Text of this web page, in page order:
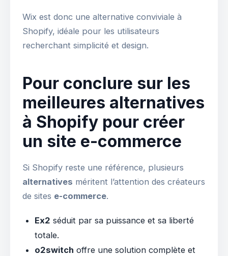
Wix est donc une alternative conviviale à
Shopify, idéale pour les utilisateurs
recherchant simplicité et design.
Pour conclure sur les
meilleures alternatives
à Shopify pour créer
un site e-commerce
Si Shopify reste une référence, plusieurs
alternatives méritent l’attention des créateurs
de sites e-commerce.
Ex2 séduit par sa puissance et sa liberté
totale.
o2switch offre une solution complète et